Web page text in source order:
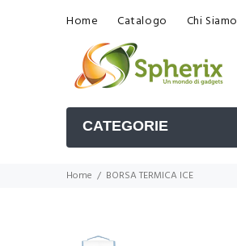
Home Catalogo Chi Siamo
CATEGORIE
Home BORSA TERMICA ICE